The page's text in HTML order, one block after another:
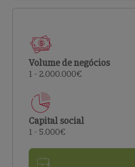
Volume de negócios
1 - 2.000.000€
Capital social
1 - 5.000€